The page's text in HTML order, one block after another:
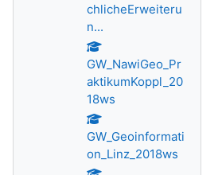
chlicheErweiteru
n...
GW_NawiGeo_Pr
aktikumKoppl_20
18ws
GW_Geoinformati
on_Linz_2018ws